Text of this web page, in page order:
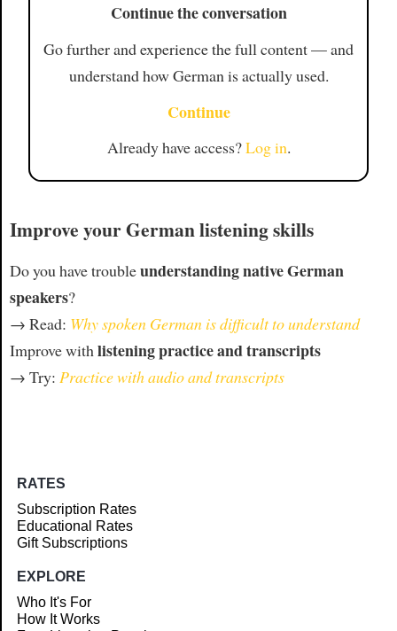
Continue the conversation
Go further and experience the full content — and
understand how German is actually used.
Continue
Already have access?Log in.
Improve your German listening skills
Do you have troubleunderstanding native German
speakers?
→ Read: Why spoken German is difficult to understand
Improve with listening practice and transcripts
→ Try: Practice with audio and transcripts
RATES
Subscription Rates
Educational Rates
Gift Subscriptions
EXPLORE
Who It's For
How It Works